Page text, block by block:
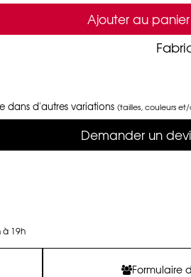
Ajouter au panier
dans d'autres variations (tailles, couleurs
Demander un
19h
Formulaire